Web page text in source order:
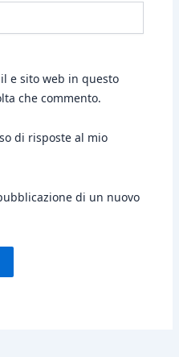
e sito web in questo
che commento.
di risposte al mio
di un nuovo